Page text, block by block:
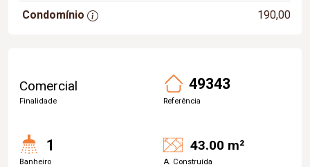
Condomínio 190,00
Comercial
Finalidade
49343
Referência
1
Banheiro
43.00 m²
A. Construída